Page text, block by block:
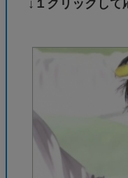
↓１クリックして